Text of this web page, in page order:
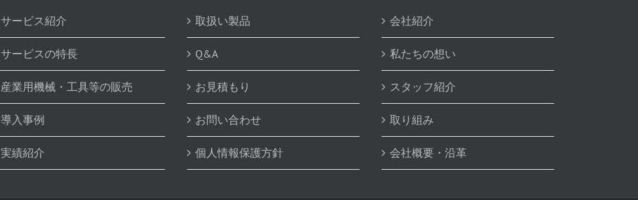
サービス紹介
サービスの特長
産業用機械・工具等の販売
導入事例
実績紹介
取扱い製品
Q&A
お見積もり
お問い合わせ
個人情報保護方針
会社紹介
私たちの想い
スタッフ紹介
取り組み
会社概要・沿革